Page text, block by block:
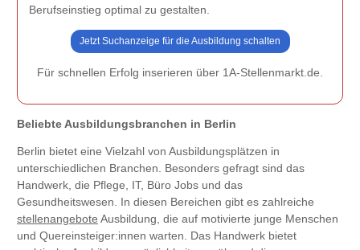
Berufseinstieg optimal zu gestalten.
Jetzt Suchanzeige für die Ausbildung schalten
Für schnellen Erfolg inserieren über 1A-Stellenmarkt.de.
Beliebte Ausbildungsbranchen in Berlin
Berlin bietet eine Vielzahl von Ausbildungsplätzen in
unterschiedlichen Branchen. Besonders gefragt sind das
Handwerk, die Pflege, IT, Büro Jobs und das
Gesundheitswesen. In diesen Bereichen gibt es zahlreiche
stellenangebote Ausbildung, die auf motivierte junge Menschen
und Quereinsteiger:innen warten. Das Handwerk bietet